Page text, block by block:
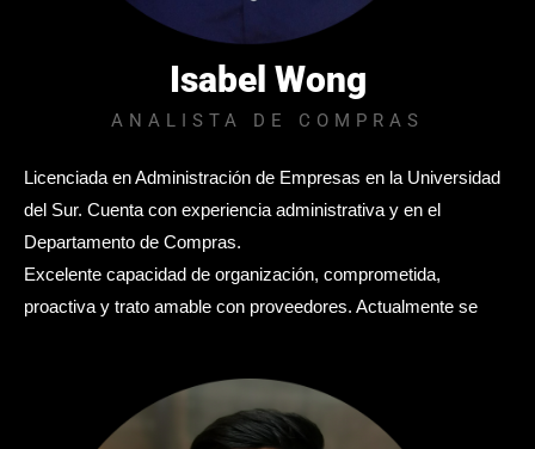
Isabel Wong
ANALISTA DE COMPRAS
Licenciada en Administración de Empresas en la Universidad
del Sur. Cuenta con experiencia administrativa y en el
Departamento de Compras.
Excelente capacidad de organización, comprometida,
proactiva y trato amable con proveedores. Actualmente se